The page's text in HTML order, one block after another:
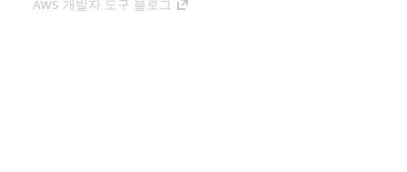
AWS 개발자 도구 블로그